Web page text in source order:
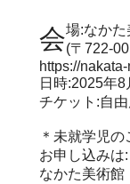
会場:なか
(〒722-
https://
日時:2025年
チケット:自
＊未就学児
お申し込みは:
なかた美術